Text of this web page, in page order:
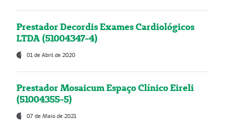
Prestador Decordis Exames Cardiológicos
LTDA (51004347-4)
01 de Abril de 2020
Prestador Mosaicum Espaço Clínico Eireli
(51004355-5)
07 de Maio de 2021